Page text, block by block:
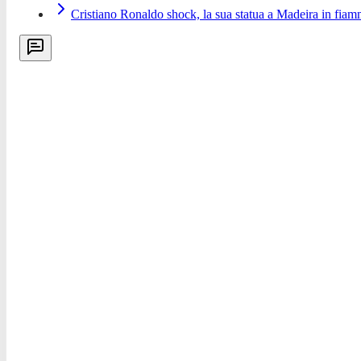
Cristiano Ronaldo shock, la sua statua a Madeira in